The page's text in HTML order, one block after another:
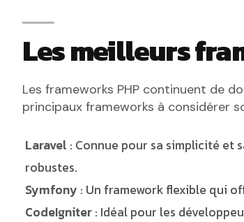
Les meilleurs
Les frameworks PHP continuent de
principaux frameworks à considérer
Laravel : Connue pour sa simplicité et
robustes.
Symfony : Un framework flexible qui
CodeIgniter: Idéal pour les